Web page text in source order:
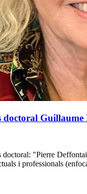
doctoral Guillaume
doctoral: "Pierre
i professionals